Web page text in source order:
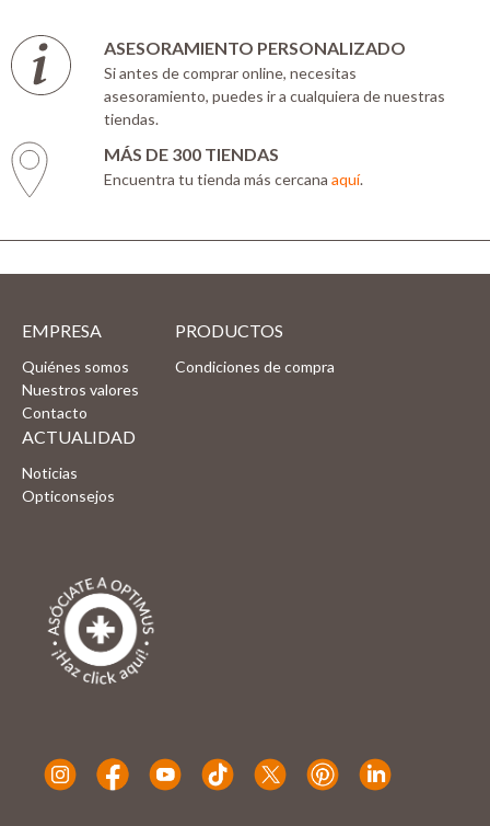
ASESORAMIENTO PERSONALIZADO
Si antes de comprar online, necesitas
asesoramiento, puedes ir a cualquiera de nuestras
tiendas.
MÁS DE 300 TIENDAS
Encuentra tu tienda más cercana aquí.
EMPRESA
Quiénes somos
Nuestros valores
Contacto
PRODUCTOS
Condiciones de compra
ACTUALIDAD
Noticias
Opticonsejos